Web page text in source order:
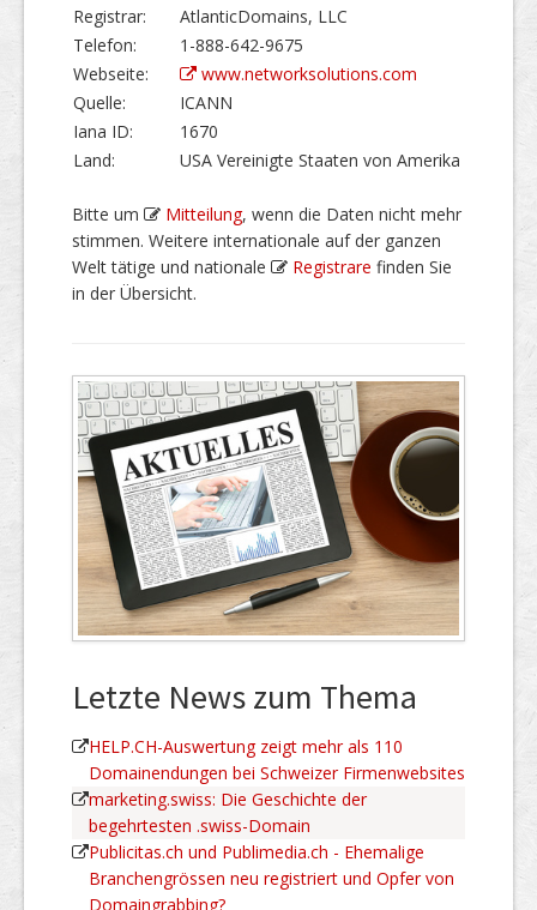
Registrar:
AtlanticDomains, LLC
Telefon:
1-888-642-9675
Webseite:
www.networksolutions.com
Quelle:
ICANN
Iana ID:
1670
Land:
USA Vereinigte Staaten von Amerika
Bitte um Mitteilung, wenn die Daten nicht mehr
stimmen. Weitere internationale auf der ganzen
Welt tätige und nationale
Registrare finden Sie
in der Übersicht.
Letzte News zum Thema
HELP.CH-Auswertung zeigt mehr als 110
Domainendungen bei Schweizer Firmenwebsites
marketing.swiss: Die Geschichte der
begehrtesten .swiss-Domain
Publicitas.ch und Publimedia.ch - Ehemalige
Branchengrössen neu registriert und Opfer von
Domaingrabbing?